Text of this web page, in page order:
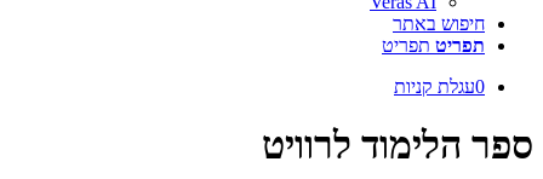
חיפוש באתר
תפריט תפריט
0עגלת קניות
ספר הלימוד לרוויט